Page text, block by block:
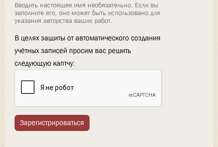
Вводить настоящее имя необязательно. Если вы
заполните его, оно может быть использовано для
указания авторства ваших работ.
В целях защиты от автоматического создания
учётных записей просим вас решить
следующую каптчу:
Зарегистрироваться